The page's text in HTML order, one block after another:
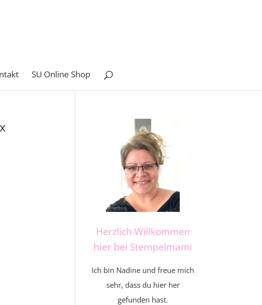
SU Online Shop
Herzlich Willkommen
hier bei Stempelmami
Ich bin Nadine und freue mich
sehr, dass du hier her
gefunden hast.